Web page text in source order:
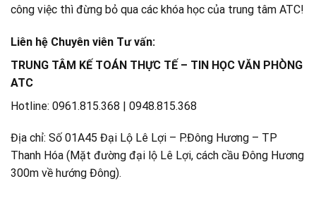
công việc thì đừng bỏ qua các khóa học của trung tâm ATC!
Liên hệ Chuyên viên Tư vấn:
TRUNG TÂM KẾ TOÁN THỰC TẾ – TIN HỌC VĂN PHÒNG
ATC
Hotline: 0961.815.368 | 0948.815.368
Địa chỉ: Số 01A45 Đại Lộ Lê Lợi – P.Đông Hương – TP
Thanh Hóa (Mặt đường đại lộ Lê Lợi, cách cầu Đông Hương
300m về hướng Đông).